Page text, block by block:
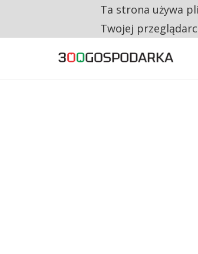
RESTRYKCJE CHIN
Ta strona używa
Twojej